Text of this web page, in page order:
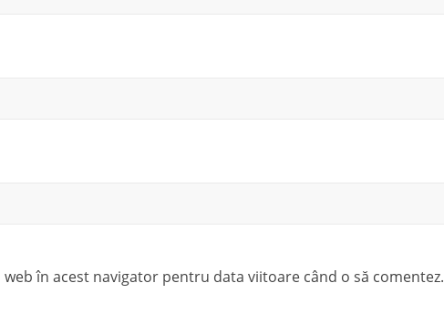
în acest navigator pentru data viitoare când o să comentez.